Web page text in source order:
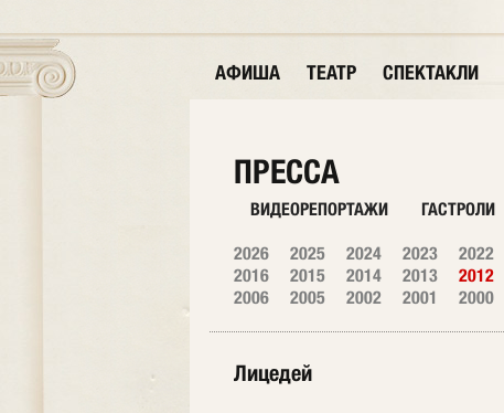
АФИША ТЕАТР СПЕКТАКЛИ
ПРЕССА
ВИДЕОРЕПОРТАЖИ ГАСТРОЛИ
2026 2025 2024 2023 2022
2016
2015 2014 2013 2012
2006
2005 2002 2001 2000
Лицедей